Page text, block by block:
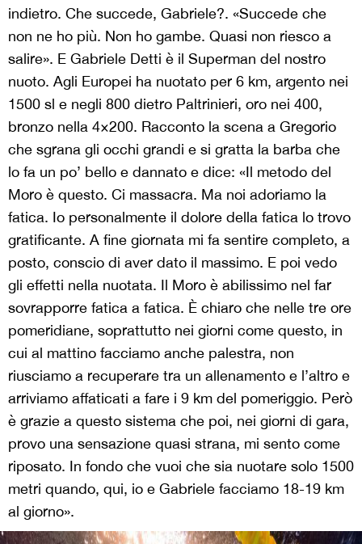
indietro. Che succede, Gabriele?. «Succede che
non ne ho più. Non ho gambe. Quasi non riesco a
salire». E Gabriele Detti è il Superman del nostro
nuoto. Agli Europei ha nuotato per 6 km, argento nei
1500 sl e negli 800 dietro Paltrinieri, oro nei 400,
bronzo nella 4×200. Racconto la scena a Gregorio
che sgrana gli occhi grandi e si gratta la barba che
lo fa un po’ bello e dannato e dice: «Il metodo del
Moro è questo. Ci massacra. Ma noi adoriamo la
fatica. Io personalmente il dolore della fatica lo trovo
gratificante. A fine giornata mi fa sentire completo, a
posto, conscio di aver dato il massimo. E poi vedo
gli effetti nella nuotata. Il Moro è abilissimo nel far
sovrapporre fatica a fatica. È chiaro che nelle tre ore
pomeridiane, soprattutto nei giorni come questo, in
cui al mattino facciamo anche palestra, non
riusciamo a recuperare tra un allenamento e l’altro e
arriviamo affaticati a fare i 9 km del pomeriggio. Però
è grazie a questo sistema che poi, nei giorni di gara,
provo una sensazione quasi strana, mi sento come
riposato. In fondo che vuoi che sia nuotare solo 1500
metri quando, qui, io e Gabriele facciamo 18-19 km
al giorno».